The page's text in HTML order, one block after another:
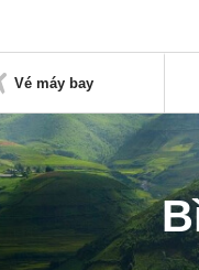
Vé máy bay